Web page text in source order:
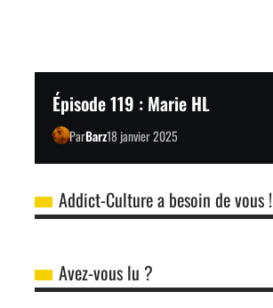
Épisode 119 : Marie HL
ParBarz18 janvier 2025
Addict-Culture a besoin de vous !
Avez-vous lu ?